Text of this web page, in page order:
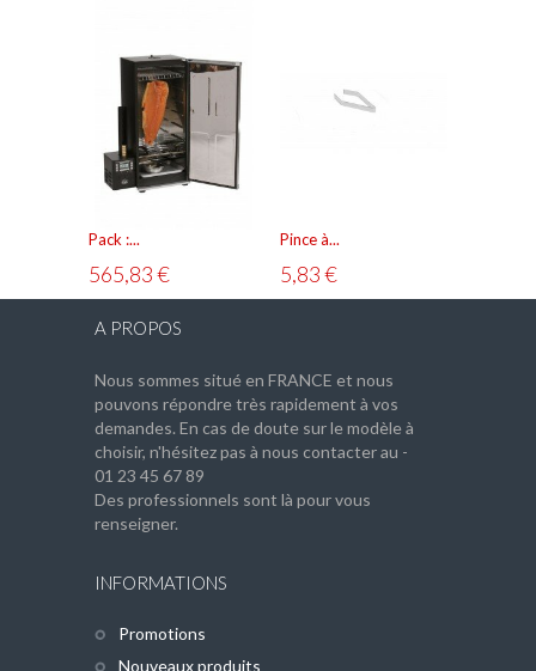
Résistance électrique de...
AJOUTER AU PANIER
Pack :...
565,83 €
Pince à...
5,83 €
A PROPOS
Nous sommes situé en FRANCE et nous
pouvons répondre très rapidement à vos
demandes. En cas de doute sur le modèle à
choisir, n'hésitez pas à nous contacter au -
01 23 45 67 89
Des professionnels sont là pour vous
renseigner.
INFORMATIONS
Promotions
Nouveaux produits